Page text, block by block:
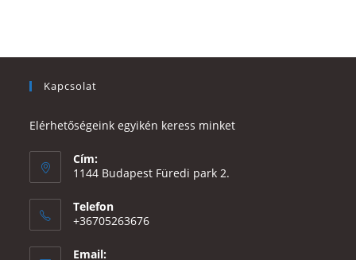
Kapcsolat
Elérhetőségeink egyikén keress minket
Cím:
1144 Budapest Füredi park 2.
Telefon
+36705263676
Email: